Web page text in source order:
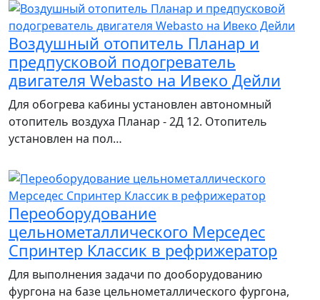
Воздушный отопитель Планар и
предпусковой подогреватель
двигателя Webasto на Ивеко Дейли
Для обогрева кабины установлен автономный
отопитель воздуха Планар - 2Д 12. Отопитель
установлен на пол…
Переоборудование
цельнометаллического Мерседес
Спринтер Классик в рефрижератор
Для выполнения задачи по дооборудованию
фургона на базе цельнометаллического фургона,